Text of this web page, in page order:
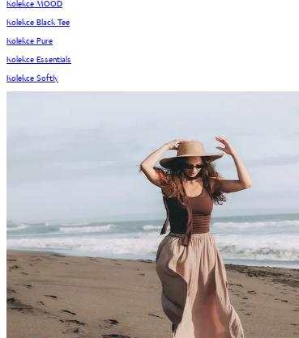
Kolekce MOOD
Kolekce Black Tee
Kolekce Pure
Kolekce Essentials
Kolekce Softly